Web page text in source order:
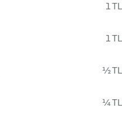
1 TL
1 TL
½ TL
¼ TL